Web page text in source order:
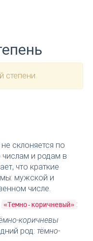
степени.
склоняется по
и родам в
что краткие
мужской и
числе.
«Темно-коричневый» :
коричневы
род: тёмно-